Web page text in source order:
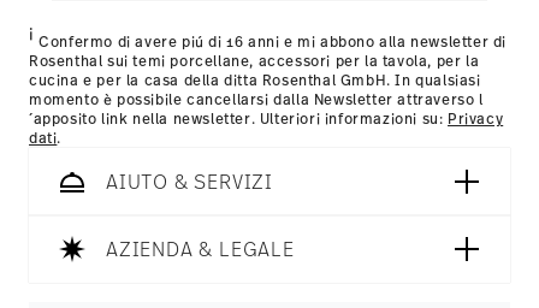
Resi:Per i resi, si prega di utilizzare il nostro servizio resi
i Confermo di avere piú di 16 anni e mi abbono alla newsletter di
Rosenthal sui temi porcellane, accessori per la tavola, per la
cucina e per la casa della ditta Rosenthal GmbH. In qualsiasi
momento è possibile cancellarsi dalla Newsletter attraverso l
´apposito link nella newsletter. Ulteriori informazioni su: Privacy
dati.
AIUTO & SERVIZI
AZIENDA & LEGALE